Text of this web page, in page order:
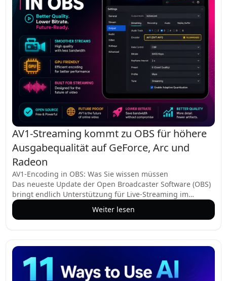
AV1-Streaming kommt zu OBS für höhere
Ausgabequalität auf GeForce, Arc und
Radeon
AV1-Encoding in OBS: Was Sie wissen müssen
Das neueste Update der Open Broadcaster Software (OBS)
bringt endlich Unterstützung für Live-Streaming im
hocheffizienten AV1-Codec. Das bedeutet, dass Content-
Ersteller nun Videos in höherer Qualität bei niedrigeren
Weiter lesen